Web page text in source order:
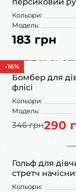
Кольори:
Модель:
183 грн
-16%
Бомбер для
флісі
Кольори:
Модель:
346 грн290
Гольф для дівчинки Little Dreamer індиго
стретч
Кольори:
ПЕЛЮШКА-
З ШАПОЧКОЮ
ПЕРЧАТКИ
ФУТБОЛКИ
ЧОЛОВІЧКИ
ШАПОЧКИ
СУКНІ
ТЕРМОБІЛИЗНА
ХУДІ СВІТШОТИ
ШАПКИ
СВІТШОТИ
ШАПКИ
ШОРТИ
ШТАНИ